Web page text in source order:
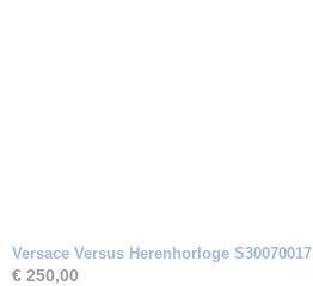
Versace Versus Herenhorloge S30070017
€ 250,00